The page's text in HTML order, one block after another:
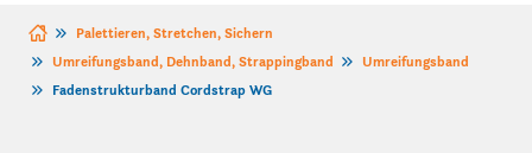
Palettieren, Stretchen, Sichern
Umreifungsband, Dehnband, Strappingband
Umreifungsband
Fadenstrukturband Cordstrap WG